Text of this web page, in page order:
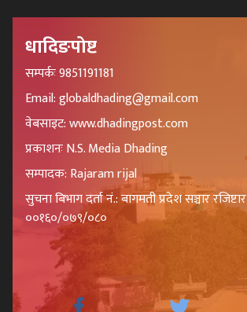
धादिङपोष्ट
सम्पर्कः 9851191181
Email: globaldhading@gmail.com
वेबसाइट: www.dhadingpost.com
प्रकाशनः N.S. Media Dhading
सम्पादक: Rajaram rijal
सुचना बिभाग दर्ता नं.: बागमती प्रदेश सञ्चार रजिष्टार
००१६०/०७९/०८०